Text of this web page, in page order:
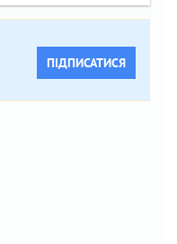
ПІДПИСАТИСЯ